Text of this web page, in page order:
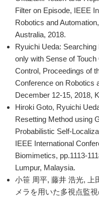
Filter on Episode, IEEE
Robotics and
Australia, 2018.
Ryuichi Ueda:
only with Sense of
Control, Proceedings of
Conference on Robotics
December 12-15, 2018,
Hiroki Goto, Ryuichi
Resetting Method using
Probabilistic Self-
IEEE International
Biomimetics, pp.1113-
Lumpur, Malaysia.
小笹 周平, 藤井 浩光, 上
メラを用いた多視点監